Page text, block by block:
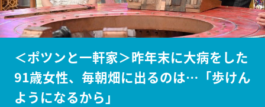
＜ポツンと一軒家＞昨年末に大病をした
91歳女性、毎朝畑に出るのは…「歩けん
ようになるから」